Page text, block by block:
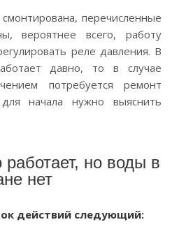
перечисленные
вероятнее всего, работу
реле давления. В
давно, то в случае
потребуется ремонт
начала нужно выяснить
работает, но воды в
нет
действий следующий: